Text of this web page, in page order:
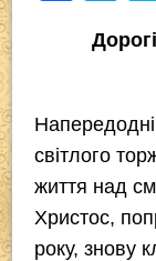
c
b
o
o
k
tt
світлого
життя над
Христос,
року, знову